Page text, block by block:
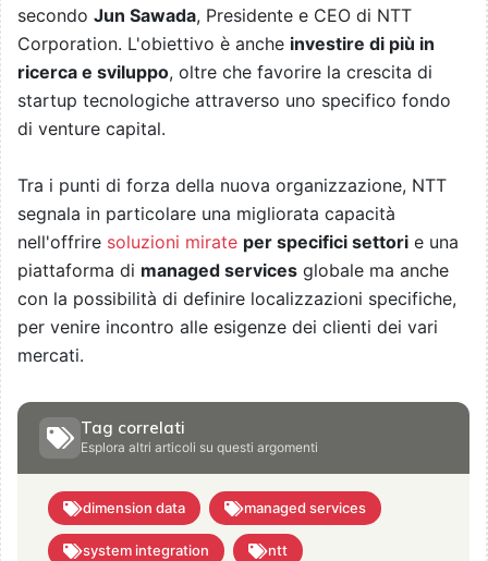
secondo Jun Sawada, Presidente e CEO di NTT
Corporation. L'obiettivo è anche investire di più in
ricerca e sviluppo, oltre che favorire la crescita di
startup tecnologiche attraverso uno specifico fondo
di venture capital.
Tra i punti di forza della nuova organizzazione, NTT
segnala in particolare una migliorata capacità
nell'offrire soluzioni mirate per specifici settori e una
piattaforma di managed services globale ma anche
con la possibilità di definire localizzazioni specifiche,
per venire incontro alle esigenze dei clienti dei vari
mercati.
Tag correlati
Esplora altri articoli su questi argomenti
dimension data managed services
system integration ntt